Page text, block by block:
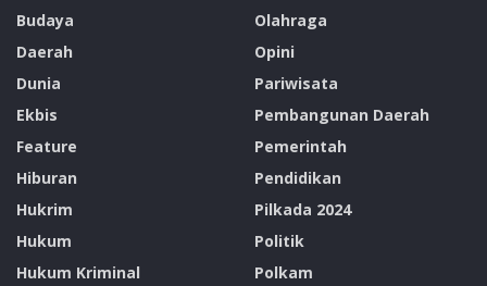
Budaya
Daerah
Dunia
Ekbis
Feature
Hiburan
Hukrim
Hukum
Hukum Kriminal
Olahraga
Opini
Pariwisata
Pembangunan Daerah
Pemerintah
Pendidikan
Pilkada 2024
Politik
Polkam